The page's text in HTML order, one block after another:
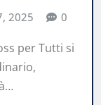
2025 0
per Tutti si